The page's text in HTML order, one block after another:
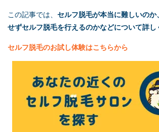
この記事では、 セルフ脱毛が本当に難しいの
せずセルフ脱毛を行えるのかなどについて詳し
セルフ脱毛のお試し体験はこちらから